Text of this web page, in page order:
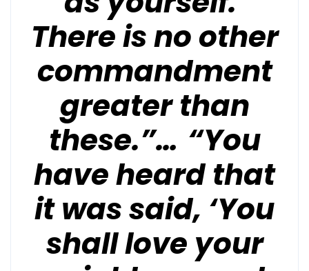
There is no other
commandment
greater than
these.”… “You
have heard that
it was said, ‘You
shall love your